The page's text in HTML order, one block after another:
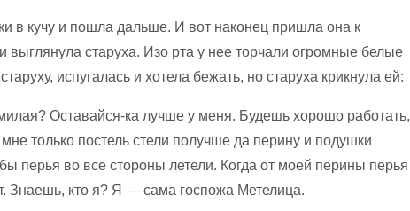
в кучу и пошла дальше. И вот наконец пришла она к
выглянула старуха. Изо рта у нее торчали огромные белые
испугалась и хотела бежать, но старуха крикнула ей:
Оставайся-ка лучше у меня. Будешь хорошо работать,
только постель стели получше да перину и подушки
перья во все стороны летели. Когда от моей перины перья
Знаешь, кто я? Я — сама госпожа Метелица.